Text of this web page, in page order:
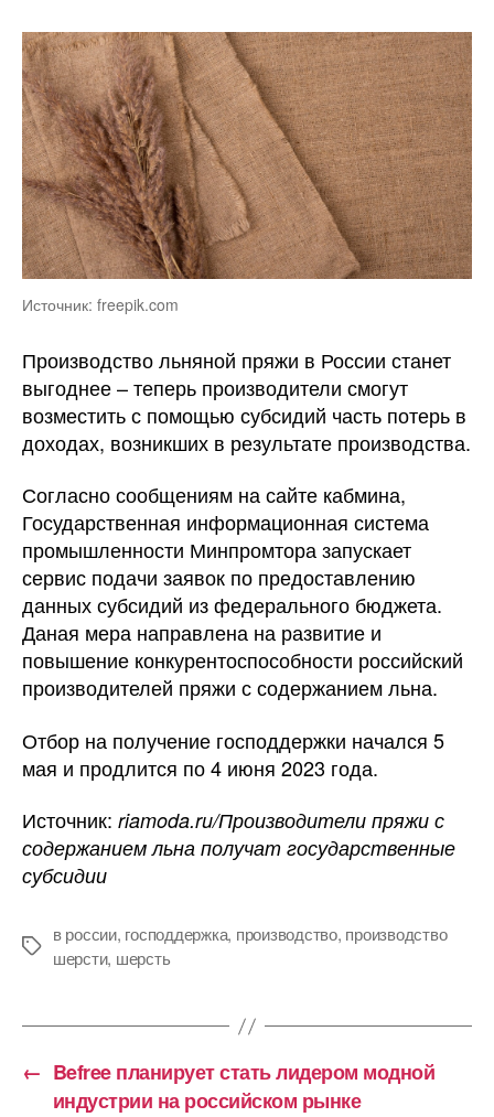
Источник: freepik.com
Производство льняной пряжи в России станет
выгоднее – теперь производители смогут
возместить с помощью субсидий часть потерь в
доходах, возникших в результате производства.
Согласно сообщениям на сайте кабмина,
Государственная информационная система
промышленности Минпромтора запускает
сервис подачи заявок по предоставлению
данных субсидий из федерального бюджета.
Даная мера направлена на развитие и
повышение конкурентоспособности российский
производителей пряжи с содержанием льна.
Отбор на получение господдержки начался 5
мая и продлится по 4 июня 2023 года.
Источник: riamoda.ru/Производители пряжи с
содержанием льна получат государственные
субсидии
Метки
в россии, господдержка, производство, производство
шерсти, шерсть
← Befree планирует стать лидером модной
индустрии на российском рынке